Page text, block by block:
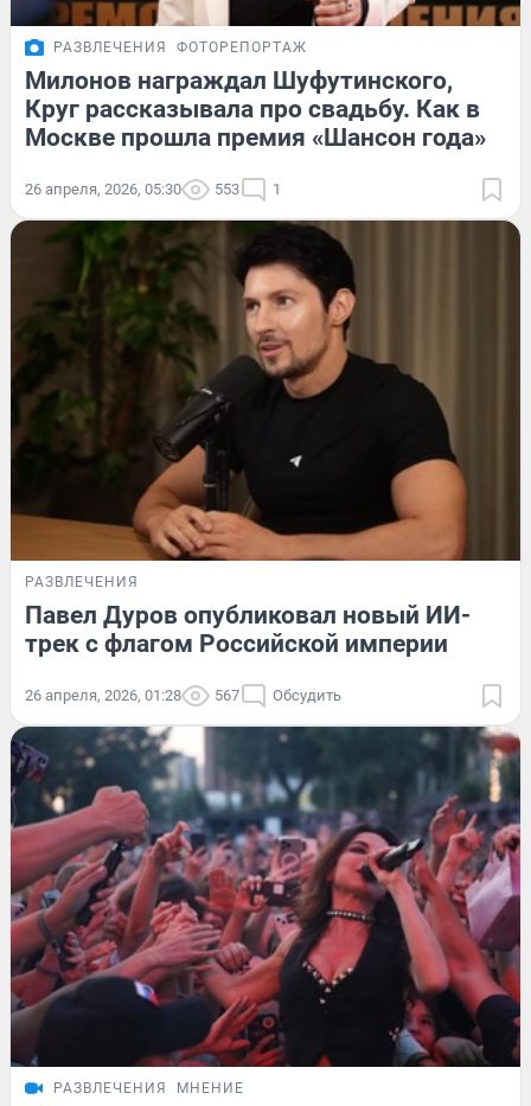
РАЗВЛЕЧЕНИЯ ФОТОРЕПОРТАЖ
Милонов награждал Шуфутинского,
Круг рассказывала про свадьбу. Как в
Москве прошла премия «Шансон года»
26 апреля, 2026, 05:30 553 1
РАЗВЛЕЧЕНИЯ
Павел Дуров опубликовал новый ИИ-
трек с флагом Российской империи
26 апреля, 2026, 01:28 567 Обсудить
РАЗВЛЕЧЕНИЯ МНЕНИЕ